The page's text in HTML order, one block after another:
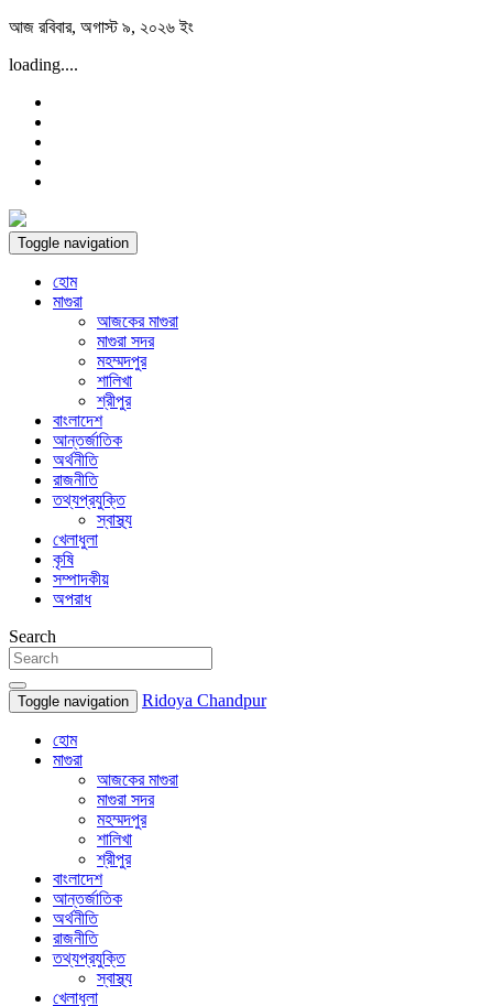
Skip
content
আজ রবিবার, অগাস্ট ৯, ২০২৬ ইং
loading....
Toggle navigation
হোম
মাগুরা
আজকের মাগুরা
মাগুরা সদর
মহম্মদপুর
শালিখা
শ্রীপুর
বাংলাদেশ
আন্তর্জাতিক
অর্থনীতি
রাজনীতি
তথ্যপ্রযুক্তি
স্বাস্থ্য
খেলাধুলা
কৃষি
সম্পাদকীয়
অপরাধ
Search
Toggle navigation Ridoya Chandpur
হোম
মাগুরা
আজকের মাগুরা
মাগুরা সদর
মহম্মদপুর
শালিখা
শ্রীপুর
বাংলাদেশ
আন্তর্জাতিক
অর্থনীতি
রাজনীতি
তথ্যপ্রযুক্তি
স্বাস্থ্য
খেলাধুলা